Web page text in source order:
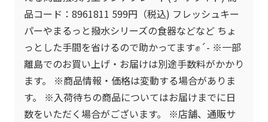
品コード：8961811 599円（税込) フレッシュキー
パーやまるっと撥水シリーズの食器などなど ちょ
っとした手間を省けるので助かってます✊´- ※一部
離島でのお買い上げ・お届けは別途手数料がかかり
ます。 ※商品情報・価格は変動する場合がありま
す。 ※入荷待ちの商品についてはお届けまでに日
数をいただく場合がございます。 ※店舗、通販サ